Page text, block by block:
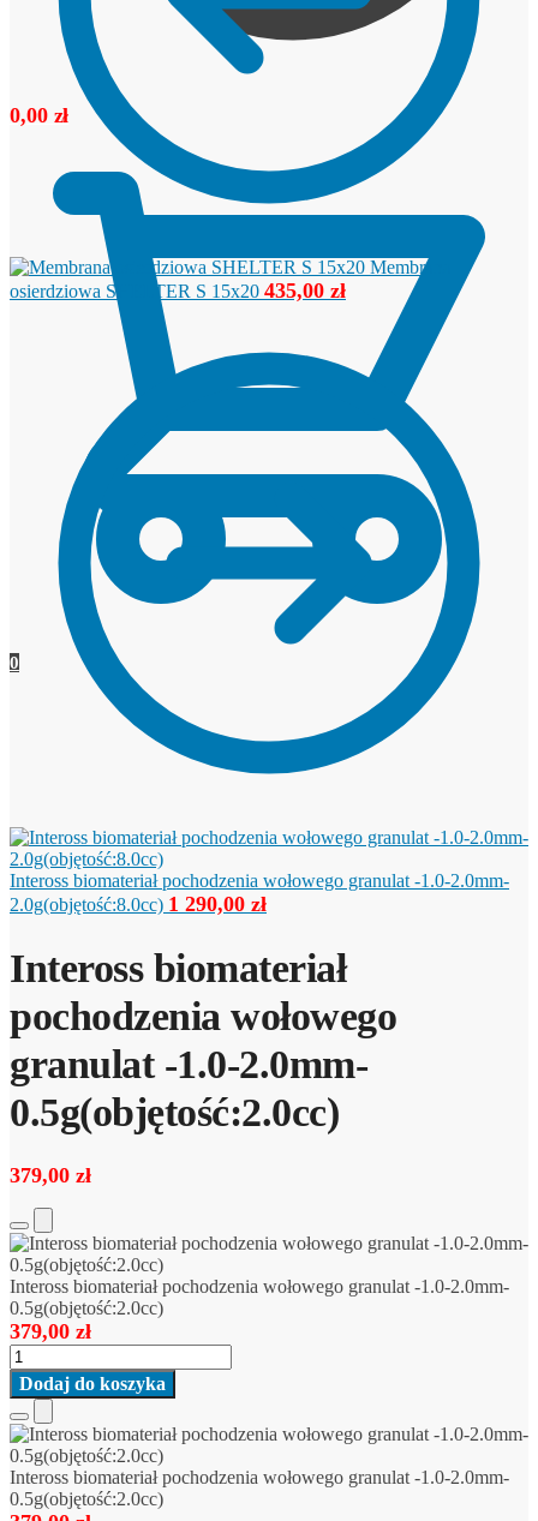
0,00 zł
0
Membrana
osierdziowa SHELTER S 15x20 435,00 zł
Inteross biomateriał pochodzenia wołowego granulat -1.0-2.0mm-
2.0g(objętość:8.0cc) 1 290,00 zł
Inteross biomateriał
pochodzenia wołowego
granulat -1.0-2.0mm-
0.5g(objętość:2.0cc)
379,00 zł
Add
to
Cart
Inteross biomateriał pochodzenia wołowego granulat -1.0-2.0mm-
0.5g(objętość:2.0cc)
379,00 zł
ilość
Inteross
biomateriał
pochodzenia
wołowego
granulat
-1.0-
2.0mm-
Dodaj do koszyka
Add
to
Cart
Inteross biomateriał pochodzenia wołowego granulat -1.0-2.0mm-
0.5g(objętość:2.0cc)